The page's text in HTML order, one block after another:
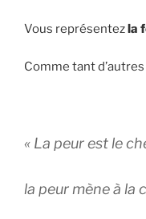
Vous représentezla
Comme tant
« La peur est le
la peur mène à la